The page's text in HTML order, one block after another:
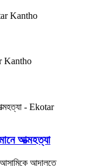
আত্মহত্যা